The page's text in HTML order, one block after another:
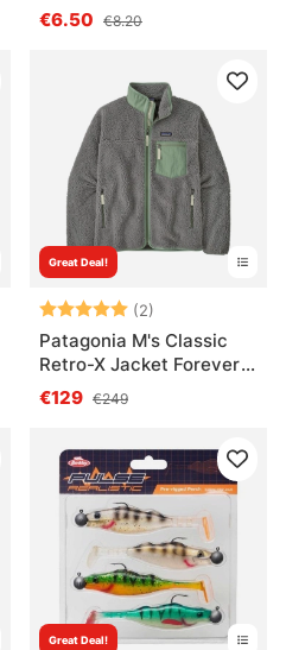
€6.50 €8.20
Great Deal!
Arvio: (2)
Patagonia M's Classic
Retro-X Jacket Forever
Grey
€129 €249
Great Deal!